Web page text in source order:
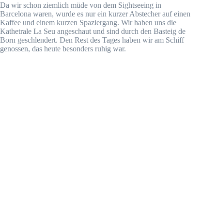
Da wir schon ziemlich müde von dem Sightseeing in
Barcelona waren, wurde es nur ein kurzer Abstecher auf einen
Kaffee und einem kurzen Spaziergang. Wir haben uns die
Kathetrale La Seu angeschaut und sind durch den Basteig de
Born geschlendert. Den Rest des Tages haben wir am Schiff
genossen, das heute besonders ruhig war.